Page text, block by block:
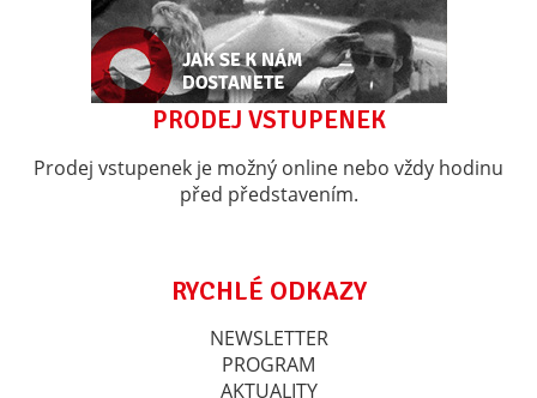
PRODEJ VSTUPENEK
Prodej vstupenek je možný online nebo vždy hodinu
před představením.
RYCHLÉ ODKAZY
NEWSLETTER
PROGRAM
AKTUALITY